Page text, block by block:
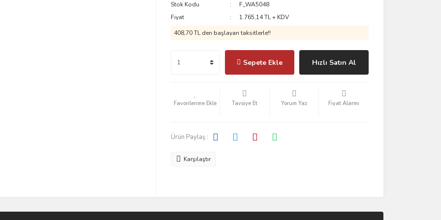
Stok Kodu
F_WA5048
Fiyat
1.765,14 TL + KDV
408,70 TL den başlayan taksitlerle!!
Sepete Ekle Hızlı Satın Al
Tavsiye Et Yorum Yaz Fiyat Alarmı
Ürün Paylaş :
Karşılaştır